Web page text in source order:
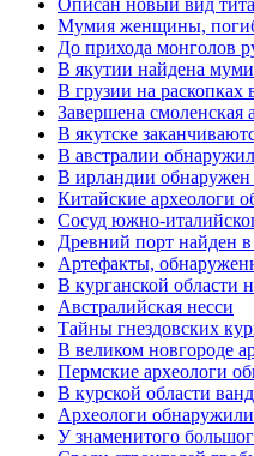
Описан новый вид
Мумия женщины,
До прихода монголов
В якутии найдена
В грузии на раскопках
Завершена смоленская
В якутске
В австралии
В ирландии обнаружен
Китайские археологи
Сосуд южно-
Древний порт найден в
Артефакты,
В курганской области
Австралийская несси
Тайны гнездовских
В великом новгороде
Пермские археологи
В курской области
Археологи
У знаменитого